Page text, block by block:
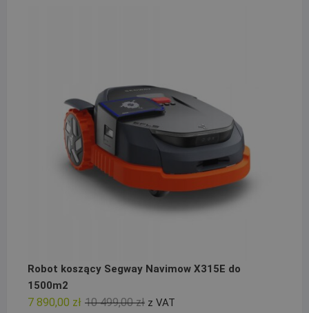
Robot koszący Segway Navimow X315E do
1500m2
10 499,00zł Pierwotna
7 890,00 zł
Aktualna
z VAT